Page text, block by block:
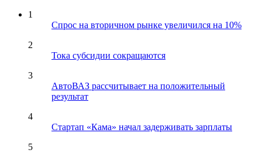
1
Спрос на вторичном рынке увеличился на 10%
2
Тока субсидии сокращаются
3
АвтоВАЗ рассчитывает на положительный
результат
4
Стартап «Кама» начал задерживать зарплаты
5